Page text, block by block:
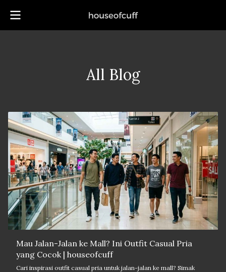
All Blog
Mau Jalan-Jalan ke Mall? Ini Outfit Casual Pria
yang Cocok | houseofcuff
Cari inspirasi outfit casual pria untuk jalan-jalan ke mall? Simak